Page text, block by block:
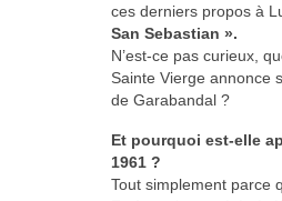
ces derniers propos à
San Sebastian ».
N’est-ce pas curieux,
Sainte Vierge annonce
de Garabandal ?
Et pourquoi est-elle
1961 ?
Tout simplement parce